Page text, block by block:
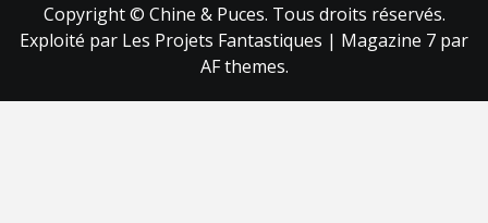
Copyright © Chine & Puces. Tous droits réservés.
Exploité par Les Projets Fantastiques | Magazine 7 par
AF themes.